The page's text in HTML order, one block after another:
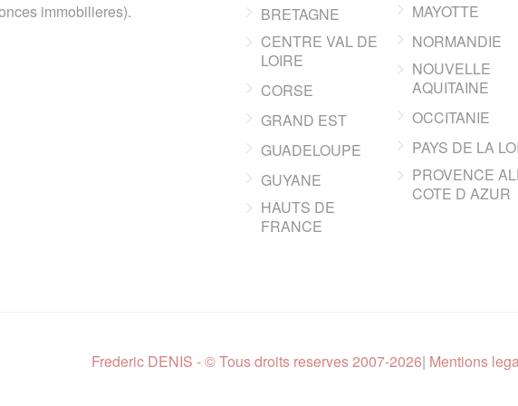
immobilieres).
BRETAGNE
CENTRE VAL DE
LOIRE
CORSE
GRAND EST
GUADELOUPE
GUYANE
HAUTS DE
FRANCE
MAYOTTE
NORMANDIE
NOUVELLE
AQUITAINE
OCCITANIE
PAYS DE LA
PROVENCE
COTE D AZUR
Frederic DENIS - © Tous droits reserves 2007-2026| Mentions